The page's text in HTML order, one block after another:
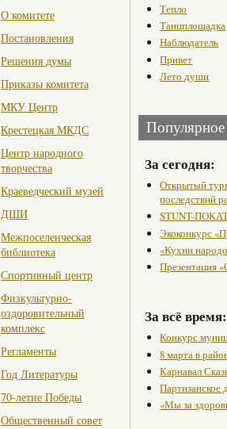
О комитете
Постановления
Решения думы
Приказы комитета
МКУ Центр
Крестецкая МКДС
Центр народного
творчества
Краеведческий музей
ДШИ
Межпоселенческая
библиотека
Спортивный центр
Физкультурно-
оздоровительный
комплекс
Регламенты
Год Литературы
70-летие Победы
Общественный совет
Тепло
Танцплощадка
Наблюдатель
Привет
Лето души
За сегодня:
Открытый
последствий
STUNT-
Экоконкурс
«Кухни
Презентация
За всё время:
Конкурс
8 марта в
Карнавал
Партизанское
«Мы за